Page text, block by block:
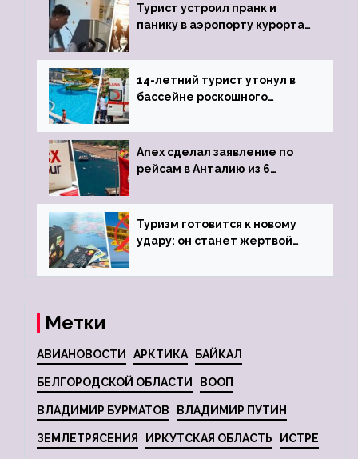
Турист устроил пранк и
панику в аэропорту курорта,
задержке рейса
14-летний турист утонул в
бассейне роскошного
Anex сделал заявление по
рейсам в Анталию из 6
Туризм готовится к новому
удару: он станет жертвой
Метки
АВИАНОВОСТИ АРКТИКА БАЙКАЛ
БЕЛГОРОДСКОЙ ОБЛАСТИ ВООП
ВЛАДИМИР БУРМАТОВ ВЛАДИМИР ПУТИН
ЗЕМЛЕТРЯСЕНИЯ ИРКУТСКАЯ ОБЛАСТЬ ИСТРЕ